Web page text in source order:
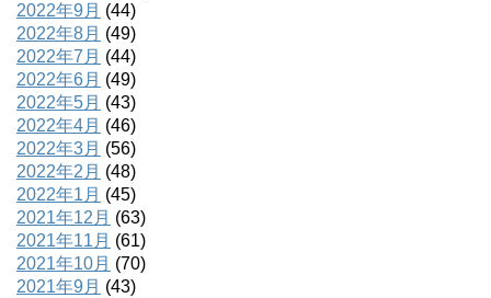
2022年9月 (44)
2022年8月 (49)
2022年7月 (44)
2022年6月 (49)
2022年5月 (43)
2022年4月 (46)
2022年3月 (56)
2022年2月 (48)
2022年1月 (45)
2021年12月 (63)
2021年11月 (61)
2021年10月 (70)
2021年9月 (43)